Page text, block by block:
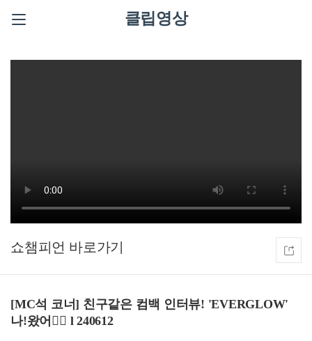
클립영상
쇼챔피언
[MC석 코너] 친구같은 컴백 인터뷰! 'EVERGLOW'
나!왔어✋🏻 l 240612